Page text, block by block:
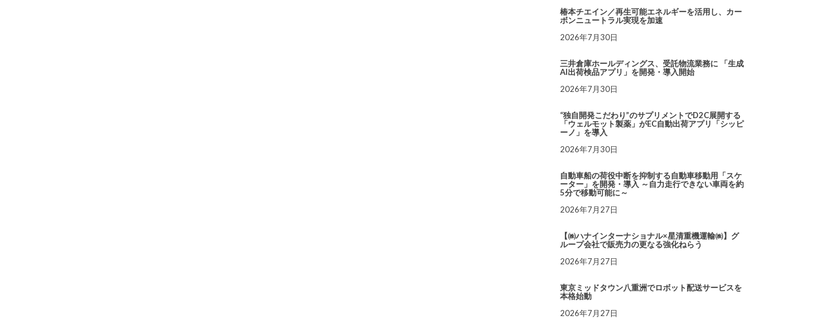
椿本チエイン／再生可能エネルギーを活用し、カー
ボンニュートラル実現を加速
2026年7月30日
三井倉庫ホールディングス、受託物流業務に 「生成
AI出荷検品アプリ」を開発・導入開始
2026年7月30日
“独自開発こだわり”のサプリメントでD2C展開する
「ウェルモット製薬」がEC自動出荷アプリ「シッピ
ーノ」を導入
2026年7月30日
自動車船の荷役中断を抑制する自動車移動用「スケ
ーター」を開発・導入 ～自力走行できない車両を約
5分で移動可能に～
2026年7月27日
【㈱ハナインターナショナル×星清重機運輸㈱】グ
ループ会社で販売力の更なる強化ねらう
2026年7月27日
東京ミッドタウン八重洲でロボット配送サービスを
本格始動
2026年7月27日